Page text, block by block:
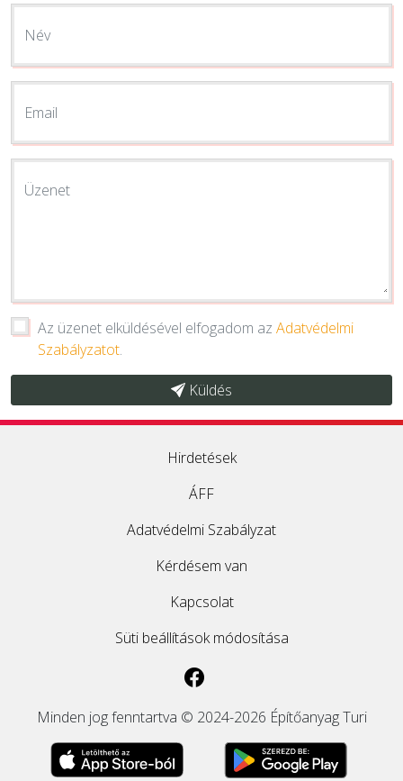
Név
Email
Üzenet
Az üzenet elküldésével elfogadom az Adatvédelmi
Szabályzatot.
Küldés
Hirdetések
ÁFF
Adatvédelmi Szabályzat
Kérdésem van
Kapcsolat
Süti beállítások módosítása
Minden jog fenntartva © 2024-2026 Építőanyag Turi